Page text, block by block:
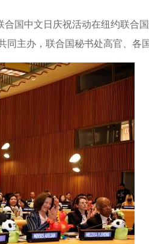
国中文日庆祝活动在纽约联合国
主办，联合国秘书处高官、各国